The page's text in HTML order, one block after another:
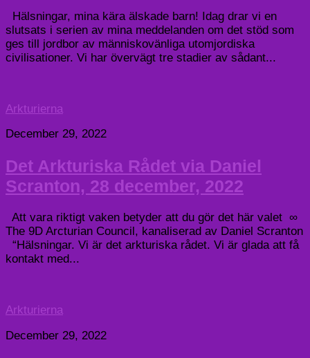
Hälsningar, mina kära älskade barn! Idag drar vi en
slutsats i serien av mina meddelanden om det stöd som
ges till jordbor av människovänliga utomjordiska
civilisationer. Vi har övervägt tre stadier av sådant...
Arkturierna
December 29, 2022
Det Arkturiska Rådet via Daniel
Scranton, 28 december, 2022
Att vara riktigt vaken betyder att du gör det här valet ∞
The 9D Arcturian Council, kanaliserad av Daniel Scranton
“Hälsningar. Vi är det arkturiska rådet. Vi är glada att få
kontakt med...
Arkturierna
December 29, 2022